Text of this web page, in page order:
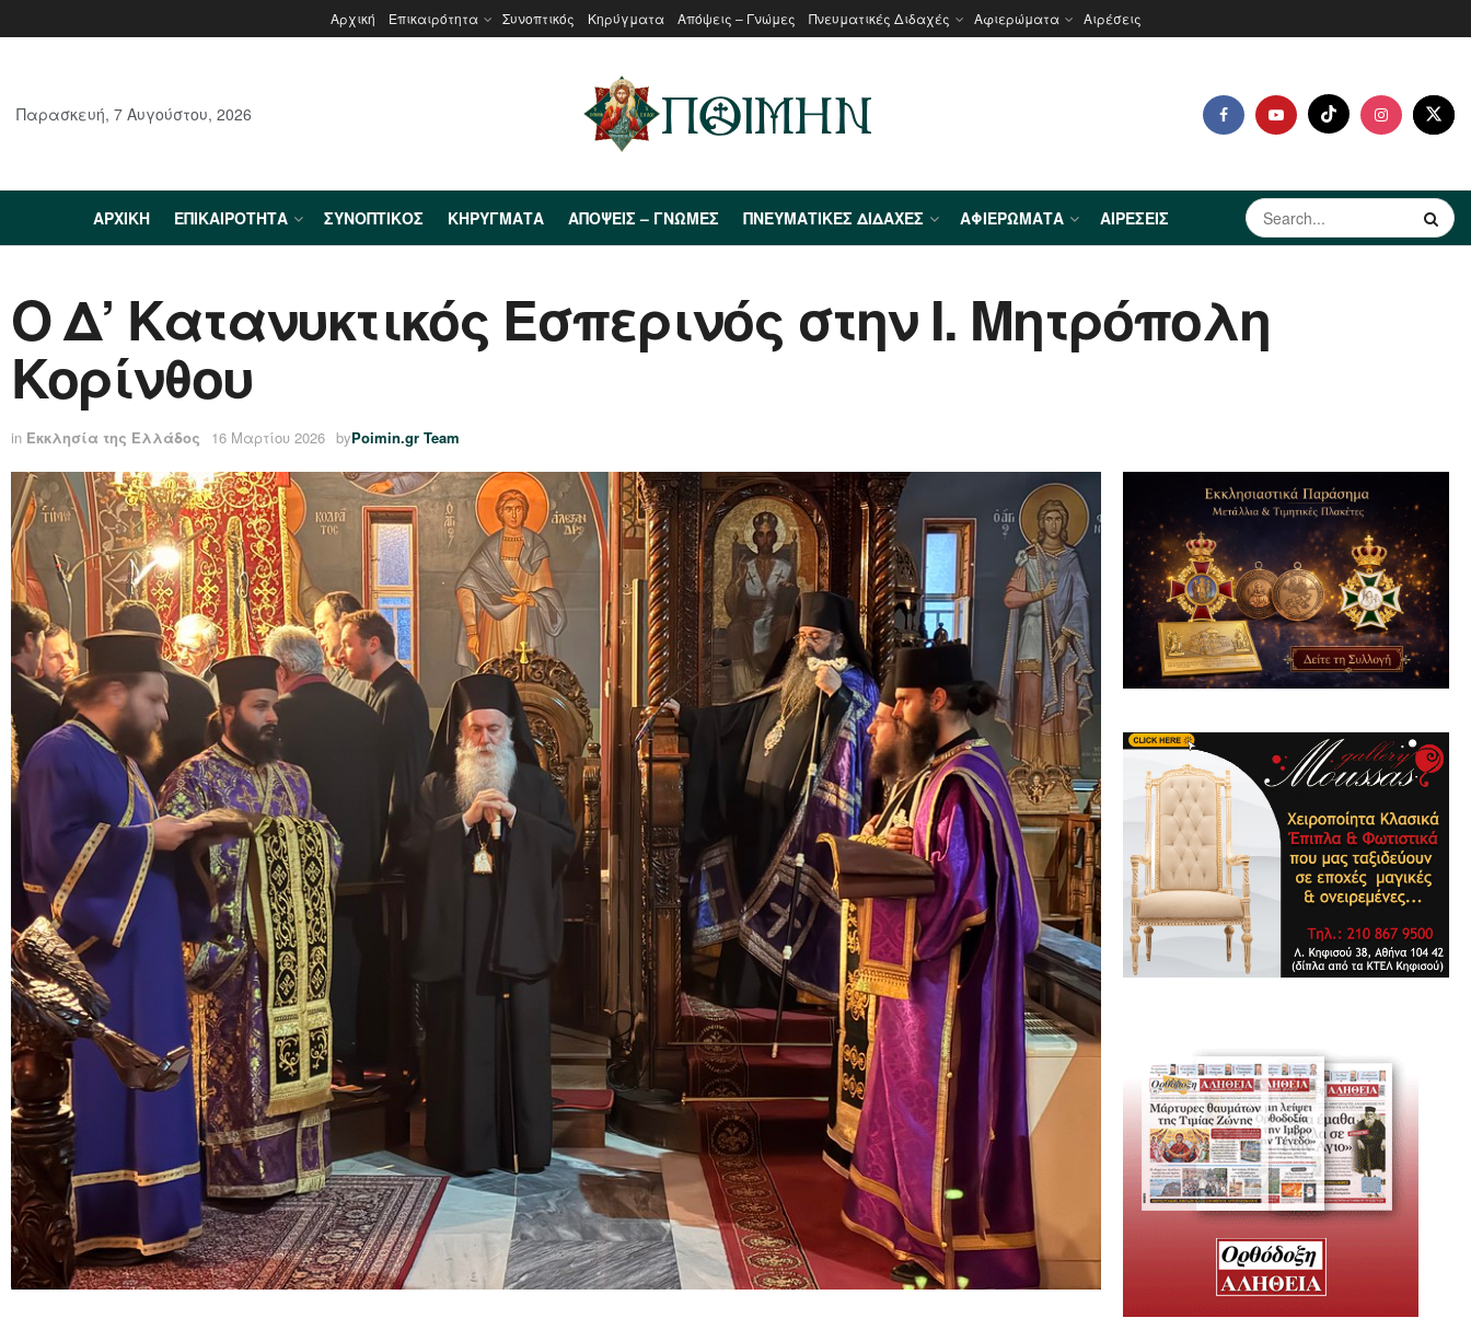
Αρχική Επικαιρότητα Συνοπτικός Κηρύγματα Απόψεις – Γνώμες Πνευματικές Διδαχές Αφιερώματα Αιρέσεις
Παρασκευή, 7 Αυγούστου, 2026
ΑΡΧΙΚΉ ΕΠΙΚΑΙΡΌΤΗΤΑ ΣΥΝΟΠΤΙΚΌΣ ΚΗΡΎΓΜΑΤΑ ΑΠΌΨΕΙΣ – ΓΝΏΜΕΣ ΠΝΕΥΜΑΤΙΚΈΣ ΔΙΔΑΧΈΣ ΑΦΙΕΡΏΜΑΤΑ ΑΙΡΈΣΕΙΣ
Ο Δ’ Κατανυκτικός Εσπερινός στην Ι. Μητρόπολη
Κορίνθου
in Εκκλησία της Ελλάδος 16 Μαρτίου 2026 byPoimin.gr Team